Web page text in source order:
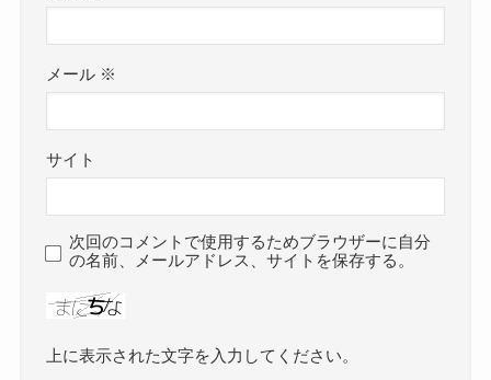
メール ※
サイト
次回のコメントで使用するためブラウザーに自分
の名前、メールアドレス、サイトを保存する。
上に表示された文字を入力してください。